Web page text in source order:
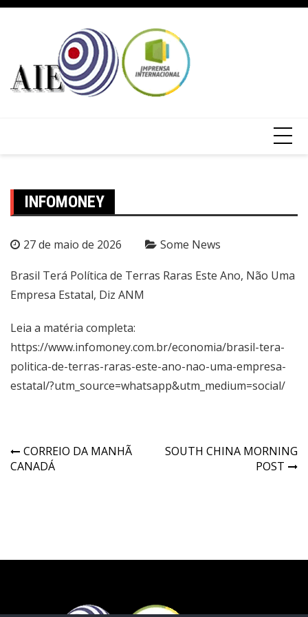
INFOMONEY
27 de maio de 2026 Some News
Brasil Terá Política de Terras Raras Este Ano, Não Uma
Empresa Estatal, Diz ANM
Leia a matéria completa:
https://www.infomoney.com.br/economia/brasil-tera-
politica-de-terras-raras-este-ano-nao-uma-empresa-
estatal/?utm_source=whatsapp&utm_medium=social/
CORREIO DA MANHÃ
CANADÁ
SOUTH CHINA MORNING
POST